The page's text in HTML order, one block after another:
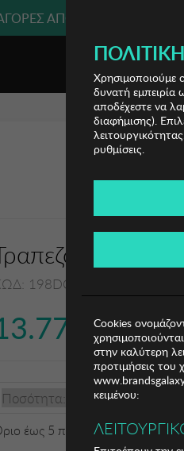
ΑΠΌ 49€ ΚΑΙ ΆΝΩ!
198DCH1102007
Ποσότητα:
έως 5 προϊόν(τα) ανά
Χρησιμοποιούμε
δυνατή
αποδέχεστε να
διαφήμισης).
ρυθμίσεις.
Cookies
στην καλύτερη
προτιμήσεις του
κειμένου: